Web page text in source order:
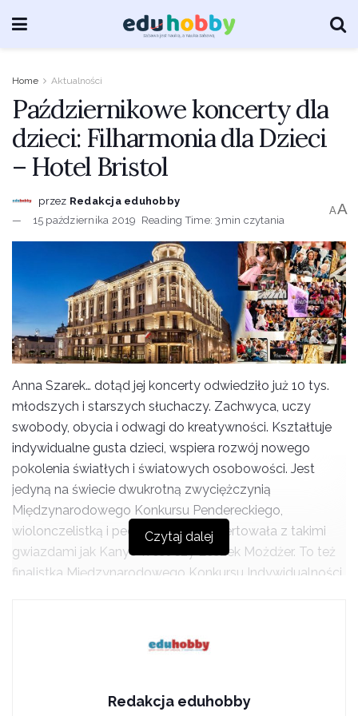
Home Aktualności
Październikowe koncerty dla
dzieci: Filharmonia dla Dzieci
– Hotel Bristol
przez Redakcja eduhobby
15 października 2019 Reading Time: 3min czytania
AA
Anna Szarek… dotąd jej koncerty odwiedziło już 10 tys.
młodszych i starszych słuchaczy. Zachwyca, uczy
swobody, obycia i odwagi do kreatywności. Kształtuje
indywidualne gusta dzieci, wspiera rozwój nowego
pokolenia światłych i światowych osobowości. Jest
jedyną na świecie dwukrotną zwyciężczynią
Międzynarodowego Konkursu Pendereckiego,
wiolonczelistką i pedagogiem. Koncertowała z takimi
gwiazdami jak Kanye West czy Leszek Możdżer. To też
finalistka Międzynarodowego Konkursu Indywidualności
Fundacji Dzieciom „Zdążyć z pomocą”. Miłośniczka i
znawca muzyki, sztuki, architektury, włoskich ogrodów i…
W październiku zapraszamy Państwa do Sali Balowej
Czytaj dalej
Redakcja eduhobby